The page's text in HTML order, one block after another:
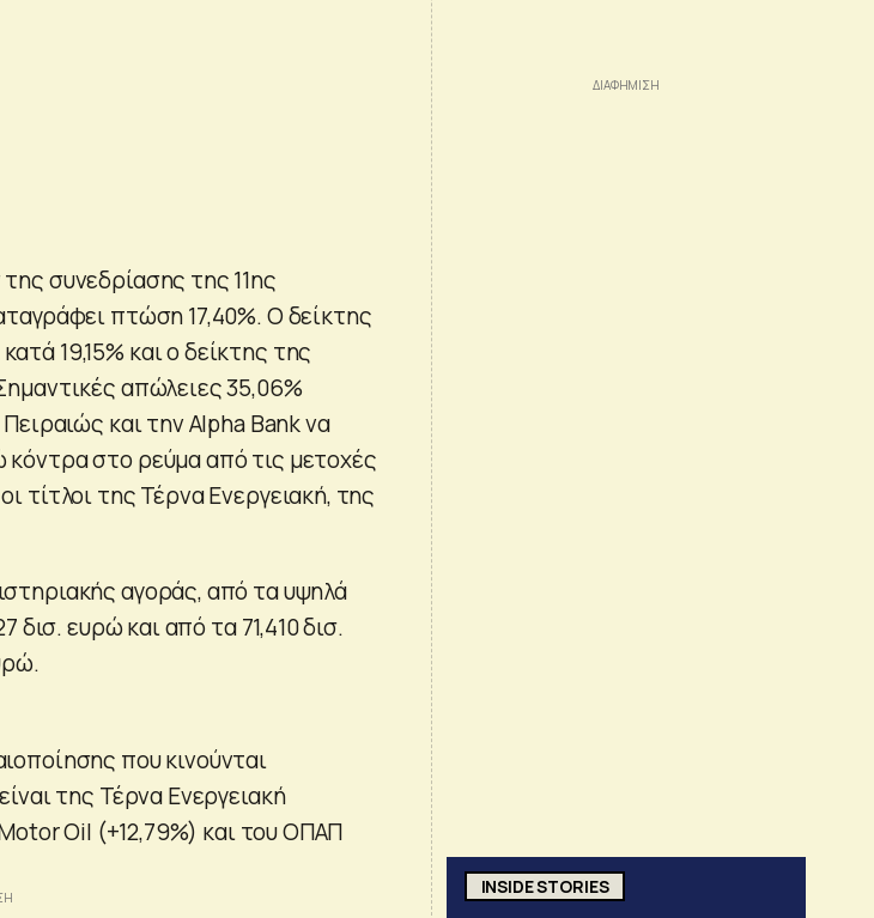
συνεδρίασης της 11ης
πτώση 17,40%. Ο δείκτης
19,15% και ο δείκτης της
απώλειες 35,06%
και την Alpha Bank να
στο ρεύμα από τις μετοχές
τίτλοι της Τέρνα Ενεργειακή, της
αγοράς, από τα υψηλά
δισ. ευρώ και από τα 71,410 δισ.
που κινούνται
της Τέρνα Ενεργειακή
Oil (+12,79%) και του ΟΠΑΠ
INSIDE STORIES